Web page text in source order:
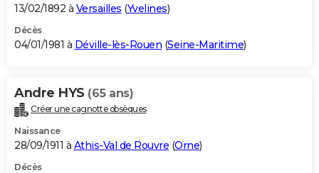
13/02/1892 à Versailles (Yvelines)
Décès
04/01/1981 à Déville-lès-Rouen (Seine-Maritime)
Andre HYS (65 ans)
Créer une cagnotte obsèques
Naissance
28/09/1911 à Athis-Val de Rouvre (Orne)
Décès